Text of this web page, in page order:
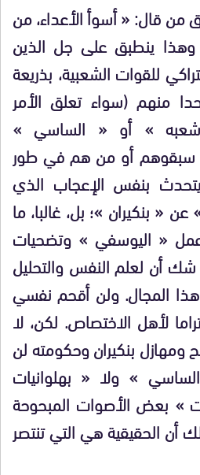
قال: « أسوأ الأعداء، من
ينطبق على جل الذين
للقوات الشعبية، بذريعة
منهم (سواء تعلق الأمر
» أو « الساسي »
سبقوهم أو من هم في طور
بنفس الإعجاب الذي
« بنكيران »؛ بل، غالبا، ما
« اليوسفي » وتضحيات
شك أن لعلم النفس والتحليل
المجال. ولن أقحم نفسي
لأهل الاختصاص. لكن، لا
ومهازل بنكيران وحكومته لن
» ولا « بهلوانيات
» بعض الأصوات المبحوحة
أن الحقيقية هي التي تنتصر